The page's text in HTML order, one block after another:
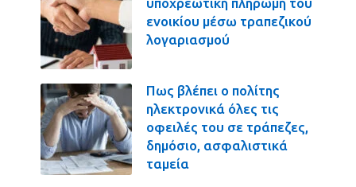
ενοικίου μέσω τραπεζικού
λογαριασμού
Πως βλέπει ο πολίτης
ηλεκτρονικά όλες τις
οφειλές του σε τράπεζες,
δημόσιο, ασφαλιστικά
ταμεία